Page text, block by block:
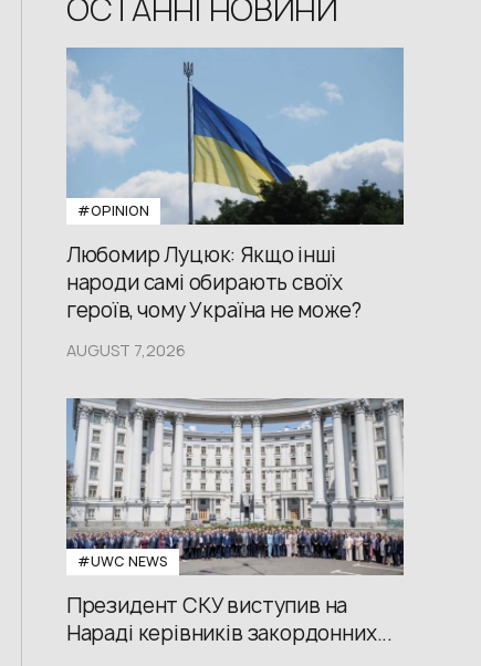
ОСТАННІ НОВИНИ
#OPINION
Любомир Луцюк: Якщо інші
народи самі обирають своїх
героїв, чому Україна не може?
AUGUST 7,2026
#UWС NEWS
Президент СКУ виступив на
Нараді керівників закордонних...